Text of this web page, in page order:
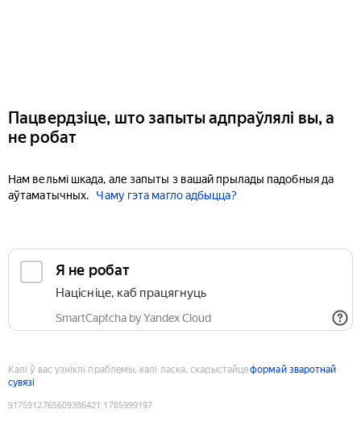
Пацвердзіце, што запыты адпраўлялі вы, а
не робат
Нам вельмі шкада, але запыты з вашай прылады падобныя да
аўтаматычных.
Чаму гэта магло адбыцца?
Я не робат
Націсніце, каб працягнуць
SmartCaptcha by Yandex Cloud
Калі ў вас узніклі праблемы, калі ласка, скарыстайцеформай зваротнай
сувязі
9175912765609386421 :1785999197